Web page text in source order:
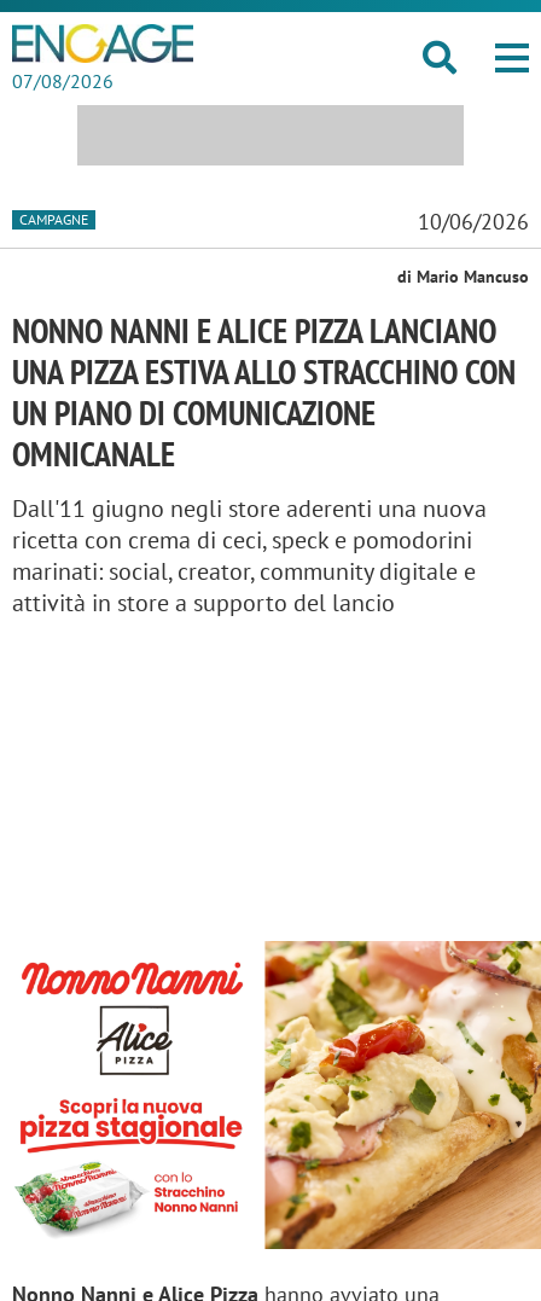
07/08/2026
CAMPAGNE 10/06/2026
di Mario Mancuso
NONNO NANNI E ALICE PIZZA LANCIANO
UNA PIZZA ESTIVA ALLO STRACCHINO CON
UN PIANO DI COMUNICAZIONE
OMNICANALE
Dall'11 giugno negli store aderenti una nuova
ricetta con crema di ceci, speck e pomodorini
marinati: social, creator, community digitale e
attività in store a supporto del lancio
Nonno Nanni e Alice Pizza hanno avviato una